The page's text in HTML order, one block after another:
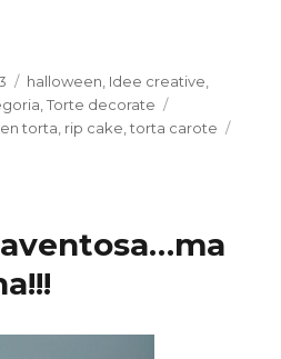
Categorie
halloween, Idee creative,
,Torte decorate
torta, rip cake,torta carote